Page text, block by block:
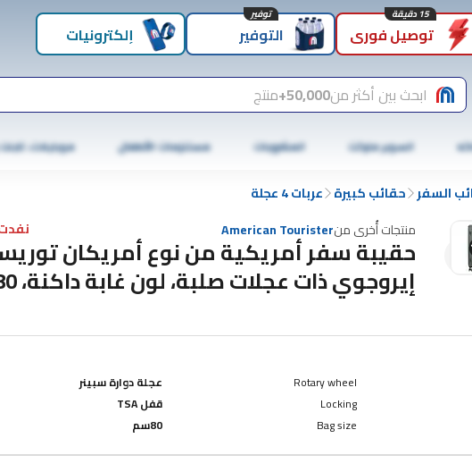
توصيل فوري
15 دقيقة
التوفير
توفير
إلكترونيات
ابحث بين أكثر من50,000+ منتج
السوبر ماركت المشروبات مستلزمات الأطفال موبايلات،
السفر حقائب كبيرة عربات 4 عجلة
منتجات أُخرى منAmerican Tourister
حقيبة سفر أمريكية من نوع أمريكان
إيروجوي ذات عجلات صلبة، لون غابة داكنة، 80 سم
Rotary wheel
عجلة دوارة سبينر
Locking
قفل TSA
Bag size 80سم